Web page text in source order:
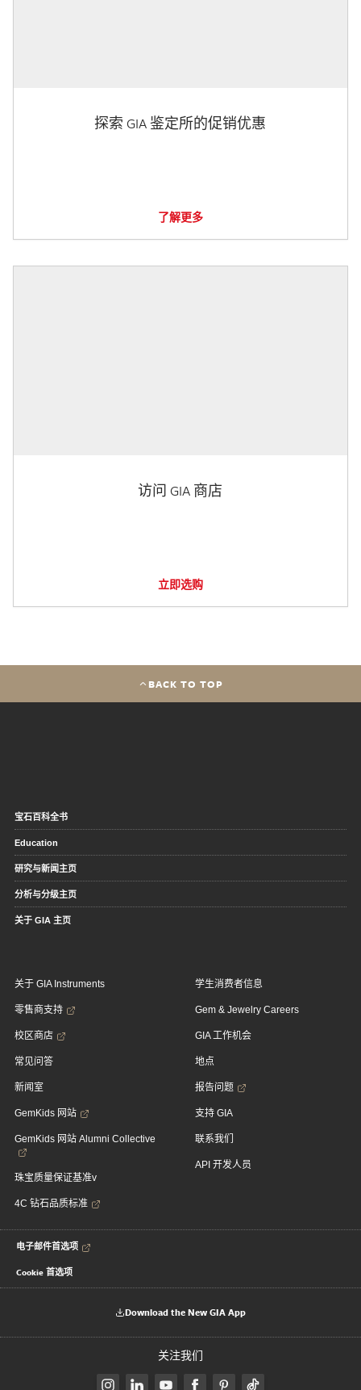
探索 GIA 鉴定所的促销优惠
了解更多
访问 GIA 商店
立即选购
BACK TO TOP
宝石百科全书
Education
研究与新闻主页
分析与分级主页
关于 GIA 主页
关于 GIA Instruments
零售商支持
校区商店
常见问答
新闻室
GemKids 网站
GemKids 网站 Alumni Collective
珠宝质量保证基准v
4C 钻石品质标准
学生消费者信息
Gem & Jewelry Careers
GIA 工作机会
地点
报告问题
支持 GIA
联系我们
API 开发人员
电子邮件首选项
Cookie 首选项
Download the New GIA App
关注我们